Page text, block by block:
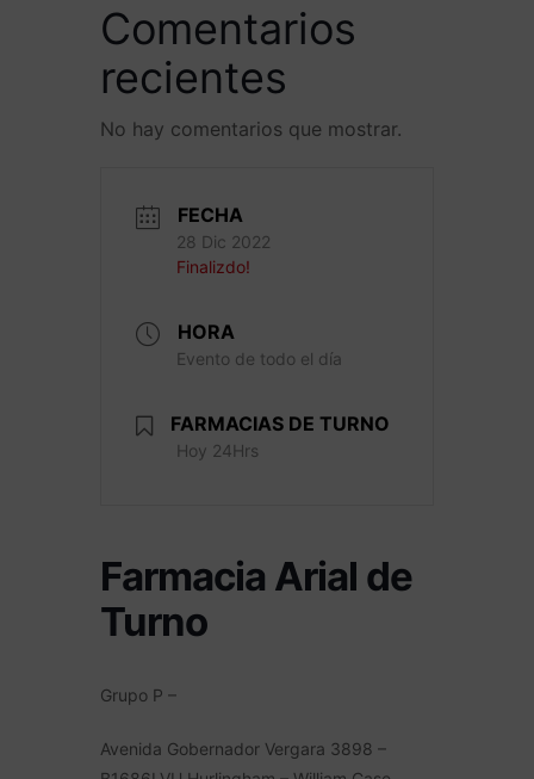
Comentarios
recientes
No hay comentarios que mostrar.
FECHA
28 Dic 2022
Finalizdo!
HORA
Evento de todo el día
FARMACIAS DE TURNO
Hoy 24Hrs
Farmacia Arial de
Turno
Grupo P –
Avenida Gobernador Vergara 3898 –